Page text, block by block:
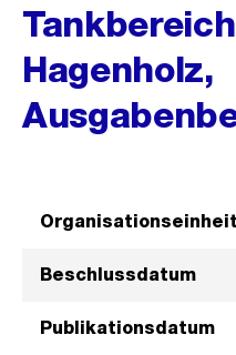
Hagenholz,
Organisationseinheit
Beschlussdatum
Publikationsdatum